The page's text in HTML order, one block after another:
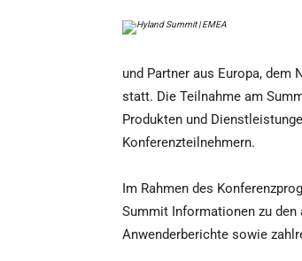
und Partner aus Europa, dem
statt. Die Teilnahme am
Produkten und
Konferenzteilnehmern.
Im Rahmen des
Summit Informationen zu den
Anwenderberichte sowie